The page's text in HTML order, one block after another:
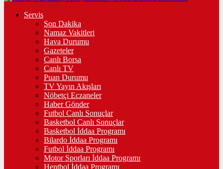
Servis
Son Dakika
Namaz Vakitleri
Hava Durumu
Gazeteler
Canlı Borsa
Canlı TV
Puan Durumu
TV Yayın Akışları
Nöbetçi Eczaneler
Haber Gönder
Futbol Canlı Sonuçlar
Basketbol Canlı Sonuçlar
Basketbol İddaa Programı
Bilardo İddaa Programı
Futbol İddaa Programı
Motor Sporları İddaa Programı
Hentbol İddaa Programı